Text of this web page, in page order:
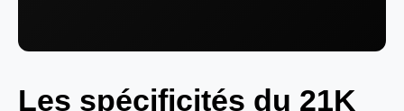
Les spécificités du 21K